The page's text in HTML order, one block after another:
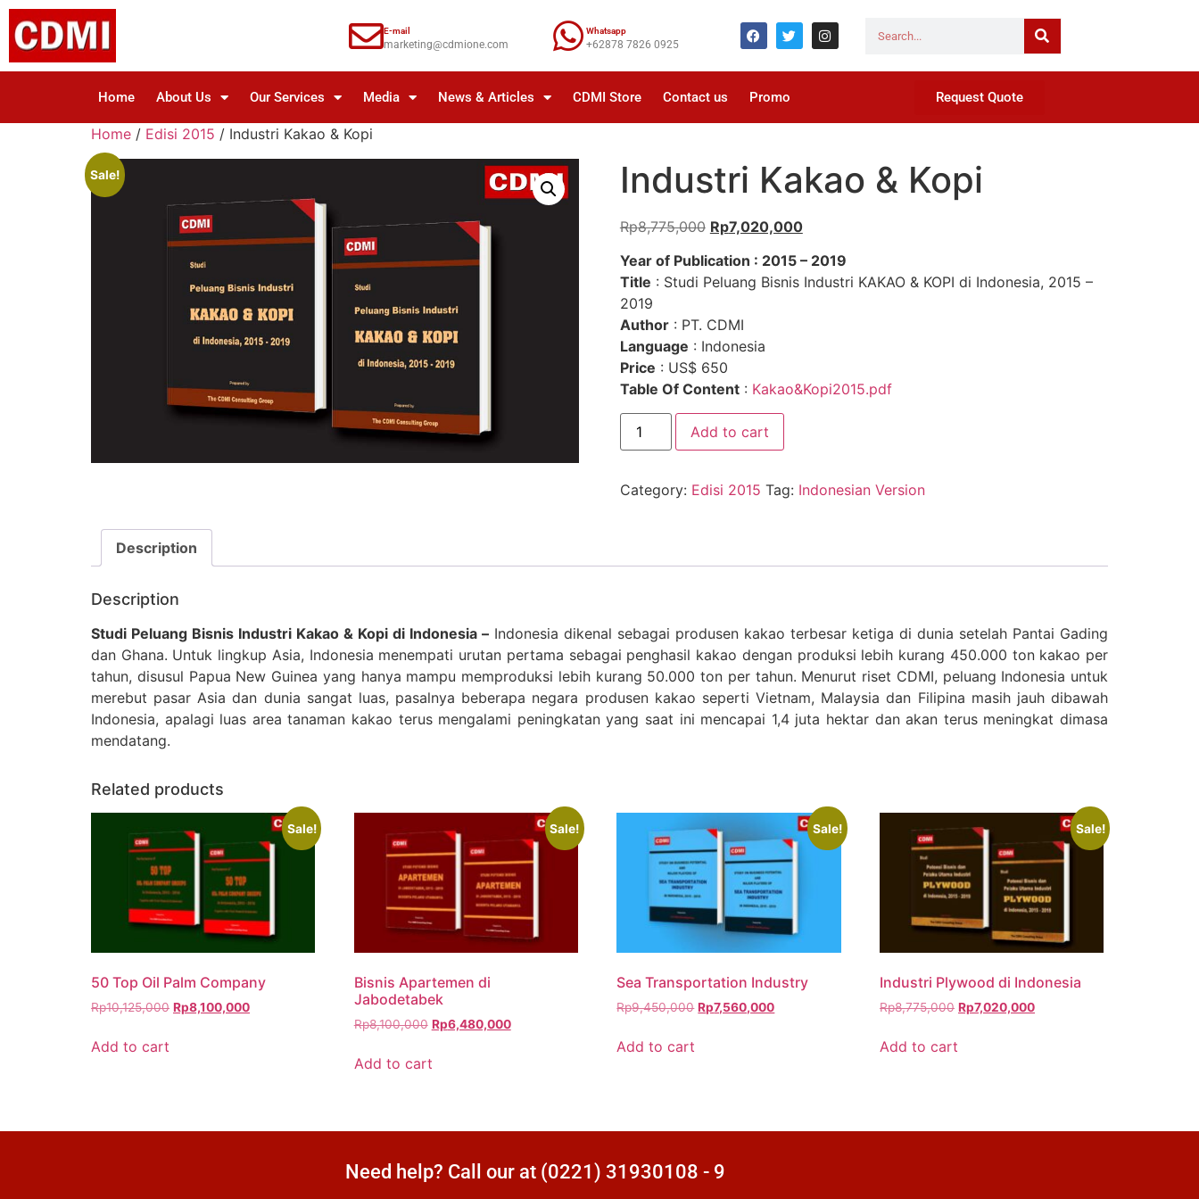
E-mail
marketing@cdmione.com
Whatsapp
+62878 7826 0925
Home About Us Our Services Media News & Articles CDMI Store Contact us Promo Request Quote
Home / Edisi 2015 / Industri Kakao & Kopi
Sale! Industri Kakao & Kopi
Rp8,775,000 Rp7,020,000
Year of Publication : 2015 – 2019
Title : Studi Peluang Bisnis Industri KAKAO & KOPI di Indonesia, 2015 –
2019
Author: PT. CDMI
Language : Indonesia
Price : US$ 650
Table Of Content: Kakao&Kopi2015.pdf
Add to cart
Category: Edisi 2015 Tag: Indonesian Version
Description
Description
Studi Peluang Bisnis Industri Kakao & Kopi di Indonesia – Indonesia dikenal sebagai produsen kakao terbesar ketiga di dunia setelah Pantai Gading
dan Ghana. Untuk lingkup Asia, Indonesia menempati urutan pertama sebagai penghasil kakao dengan produksi lebih kurang 450.000 ton kakao per
tahun, disusul Papua New Guinea yang hanya mampu memproduksi lebih kurang 50.000 ton per tahun. Menurut riset CDMI, peluang Indonesia untuk
merebut pasar Asia dan dunia sangat luas, pasalnya beberapa negara produsen kakao seperti Vietnam, Malaysia dan Filipina masih jauh dibawah
Indonesia, apalagi luas area tanaman kakao terus mengalami peningkatan yang saat ini mencapai 1,4 juta hektar dan akan terus meningkat dimasa
mendatang.
Related products
Sale!
50 Top Oil Palm Company
Rp10,125,000 Rp8,100,000
Add to cart
Sale!
Bisnis Apartemen di
Jabodetabek
Rp8,100,000 Rp6,480,000
Add to cart
Sale!
Sea Transportation Industry
Rp9,450,000 Rp7,560,000
Add to cart
Sale!
Industri Plywood di Indonesia
Rp8,775,000 Rp7,020,000
Add to cart
Need help? Call our at (0221) 31930108 - 9